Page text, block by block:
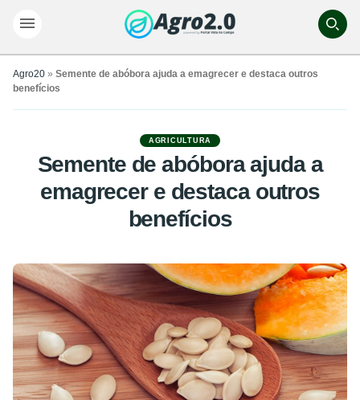
Agro20 » Semente de abóbora ajuda a emagrecer e destaca outros
benefícios
AGRICULTURA
Semente de abóbora ajuda a
emagrecer e destaca outros
benefícios